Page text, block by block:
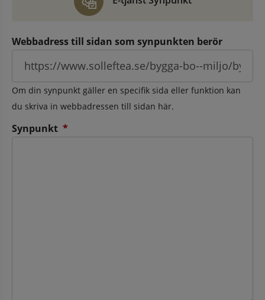
Webbadress till sidan som synpunkten berör
Om din synpunkt gäller en specifik sida eller funktion kan
du skriva in webbadressen till sidan här.
Synpunkt *